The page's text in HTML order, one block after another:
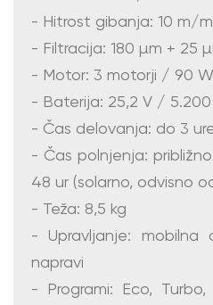
- Hitrost gibanja: 10 m/
- Filtracija: 180 µm + 25
- Motor: 3 motorji / 90 W
- Baterija: 25,2 V / 5.200
- Čas delovanja: do 3
- Čas polnjenja:
48 ur (solarno, odvisno
- Teža: 8,5 kg
- Upravljanje: mobilna
napravi
- Programi: Eco,